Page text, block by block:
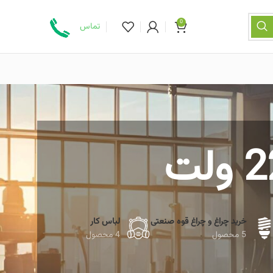
0 تماس
خرید چراغ و چراغ قوه صنعتی
5 محصول
لباس کار
4 محصول